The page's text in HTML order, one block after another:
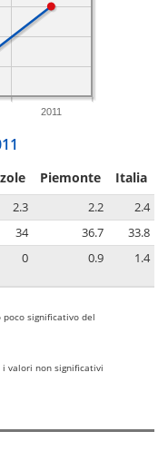
2011
Piemonte Italia
2.3 2.2
2.4
34 36.7
33.8
0 0.9 1.4
significativo del
i valori non significativi